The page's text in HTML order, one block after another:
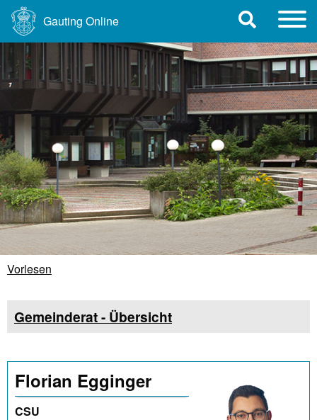
Gauting Online
Vorlesen
Gemeinderat - Übersicht
Florian Egginger
CSU